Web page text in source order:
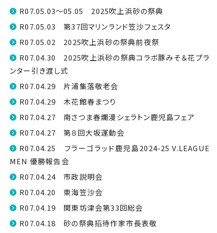
R07.05.03～05.05 2025吹上浜砂の祭典
R07.05.03 第37回マリンランド笠沙フェスタ
R07.05.02 2025吹上浜砂の祭典前夜祭
R07.04.30 2025吹上浜砂の祭典コラボ豚みそ＆花プラ
ンター引き渡し式
R07.04.29 片浦集落敬老会
R07.04.29 木花館春まつり
R07.04.27 南さつま春爛漫シェラトン鹿児島フェア
R07.04.27 第８回大坂運動会
R07.04.25 フラーゴラッド鹿児島2024-25 V.LEAGUE
MEN 優勝報告会
R07.04.24 市政説明会
R07.04.20 東海笠沙会
R07.04.19 関東坊津会第33回総会
R07.04.18 砂の祭典招待作家市長表敬